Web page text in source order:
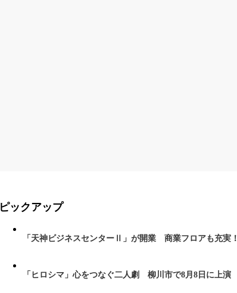
ピックアップ
「天神ビジネスセンターⅡ」が開業 商業フロアも充実！
「ヒロシマ」心をつなぐ二人劇 柳川市で8月8日に上演